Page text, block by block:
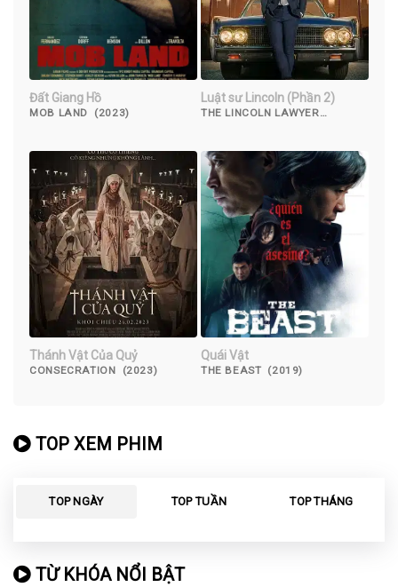
Đất Giang Hồ
MOB LAND (2023)
Luật sư Lincoln (Phần 2)
THE LINCOLN LAWYER
Thánh Vật Của Quỷ
CONSECRATION (2023)
Quái Vật
THE BEAST (2019)
TOP XEM PHIM
TOP NGÀY TOP TUẦN TOP THÁNG
TỪ KHÓA NỔI BẬT